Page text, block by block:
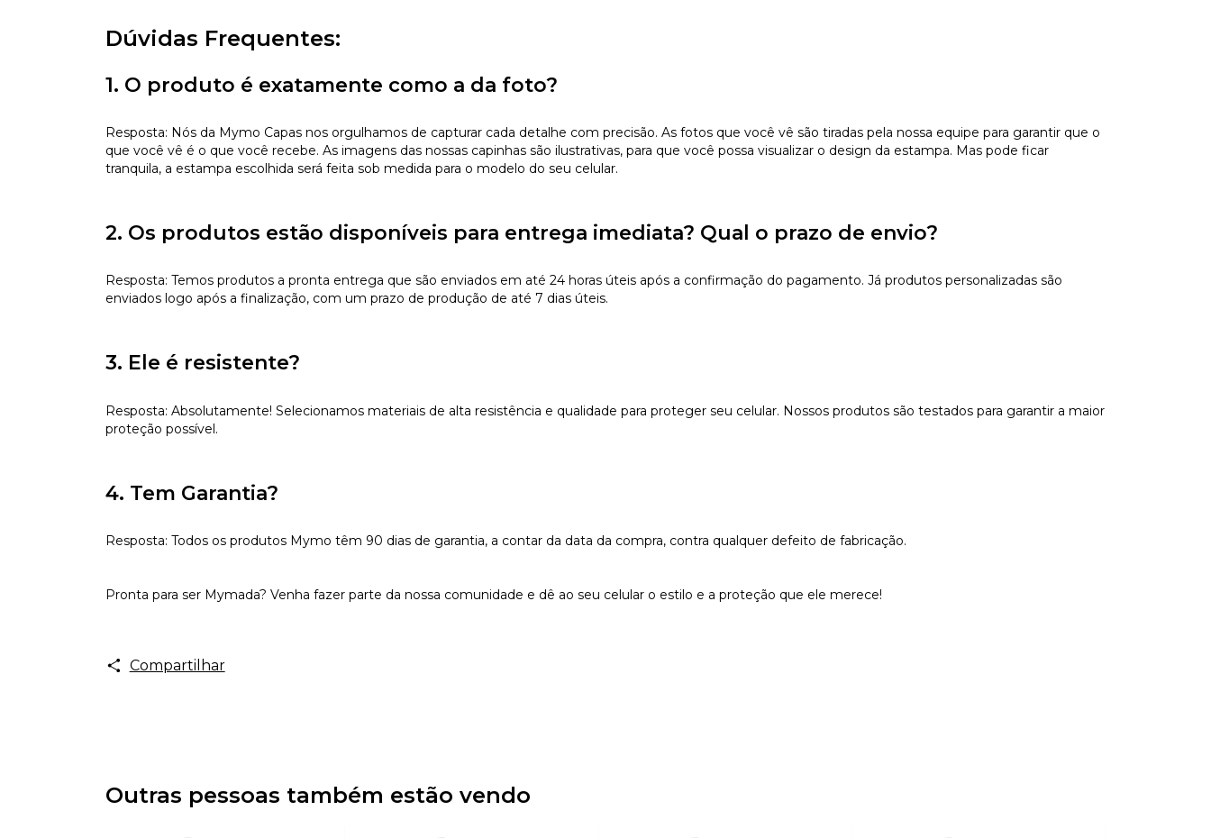
Dúvidas Frequentes:
1. O produto é exatamente como a da foto?
Resposta: Nós da Mymo Capas nos orgulhamos de capturar cada detalhe com precisão. As fotos que você vê são tiradas pela nossa equipe para garantir que o
que você vê é o que você recebe. As imagens das nossas capinhas são ilustrativas, para que você possa visualizar o design da estampa. Mas pode ficar
tranquila, a estampa escolhida será feita sob medida para o modelo do seu celular.
2. Os produtos estão disponíveis para entrega imediata? Qual o prazo de envio?
Resposta: Temos produtos a pronta entrega que são enviados em até 24 horas úteis após a confirmação do pagamento. Já produtos personalizadas são
enviados logo após a finalização, com um prazo de produção de até 7 dias úteis.
3. Ele é resistente?
Resposta: Absolutamente! Selecionamos materiais de alta resistência e qualidade para proteger seu celular. Nossos produtos são testados para garantir a maior
proteção possível.
4. Tem Garantia?
Resposta: Todos os produtos Mymo têm 90 dias de garantia, a contar da data da compra, contra qualquer defeito de fabricação.
Pronta para ser Mymada? Venha fazer parte da nossa comunidade e dê ao seu celular o estilo e a proteção que ele merece!
Compartilhar
Outras pessoas também estão vendo